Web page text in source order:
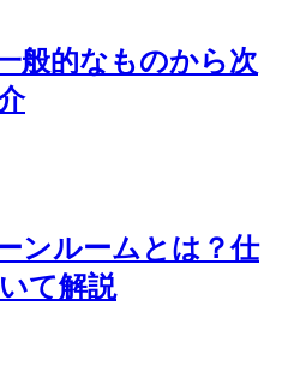
般的なものから次
ンルームとは？仕
て解説